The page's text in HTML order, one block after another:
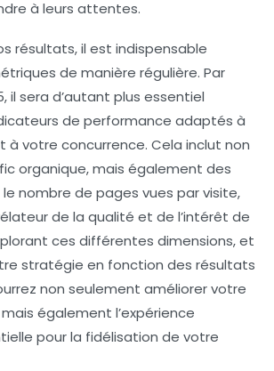
à leurs attentes.
résultats, il est indispensable
de manière régulière. Par
il sera d’autant plus essentiel
de performance adaptés à
à votre concurrence. Cela inclut non
organique, mais également des
nombre de pages vues par visite,
de la qualité et de l’intérêt de
ces différentes dimensions, et
stratégie en fonction des résultats
non seulement améliorer votre
également l’expérience
pour la fidélisation de votre